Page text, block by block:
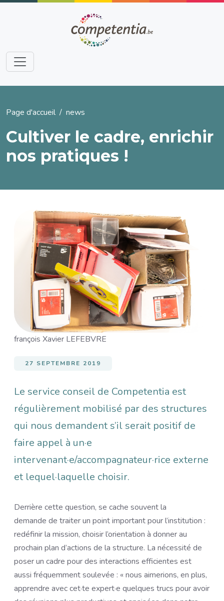
Aller au contenu principal
Fil d'Ariane
Page d'accueil news
Cultiver le cadre, enrichir
nos pratiques !
Image
françois Xavier LEFEBVRE
27 SEPTEMBRE 2019
Le service conseil de Competentia est
régulièrement mobilisé par des structures
qui nous demandent s’il serait positif de
faire appel à un·e
intervenant·e/accompagnateur·rice externe
et lequel·laquelle choisir.
Derrière cette question, se cache souvent la
demande de traiter un point important pour l’institution :
redéfinir la mission, choisir l’orientation à donner au
prochain plan d’actions de la structure. La nécessité de
poser un cadre pour des interactions efficientes est
aussi fréquemment soulevée : « nous aimerions, en plus,
apprendre avec cet·te expert·e quelques trucs pour avoir